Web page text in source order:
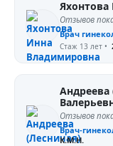
Отзывов
Врач
Стаж 13 лет •
Отзывов
Врач-
К.М.Н.